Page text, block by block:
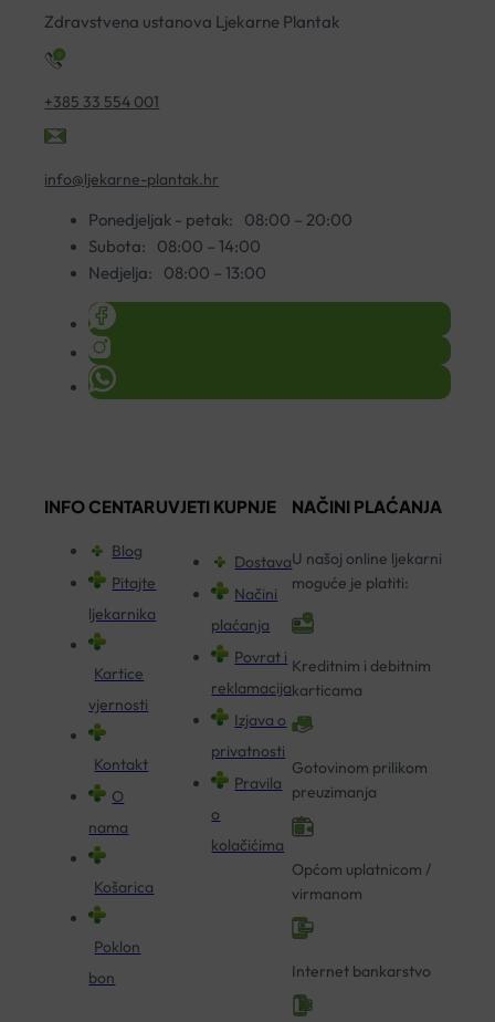
Zdravstvena ustanova Ljekarne Plantak
+385 33 554 001
info@ljekarne-plantak.hr
Ponedjeljak - petak:
08:00 – 20:00
Subota:
08:00 – 14:00
Nedjelja:
08:00 – 13:00
INFO CENTAR
Blog
Pitajte
ljekarnika
Kartice
vjernosti
Kontakt
O
nama
Košarica
Poklon
bon
UVJETI KUPNJE
Dostava
Načini
plaćanja
Povrat i
reklamacija
Izjava o
privatnosti
Pravila
o
kolačićima
NAČINI PLAĆANJA
U našoj online ljekarni
moguće je platiti:
Kreditnim i debitnim
karticama
Gotovinom prilikom
preuzimanja
Općom uplatnicom /
virmanom
Internet bankarstvo